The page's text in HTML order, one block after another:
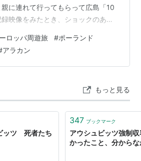
に連れて行ってもらって広島「10
映像をみたとき、ショックのあま
争の惨状、実態を初めて目の当た
音声の力が強すぎるのか今も映像
んが、旅先でみる戦争遺構は比較
。「惨禍を後世に伝える」ではな
どうすべきか」 ドイツ…
ロッパ周遊旅 #ポーランド
アラカン
もっと見る
ッツ 死者たち
347 ブックマーク
アウシュビッツ強制
かったこと、分から